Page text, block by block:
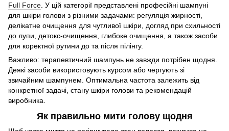
Full Force . У цій категорії представлені професійні шампуні
для шкіри голови з різними задачами: регуляція жирності,
делікатне очищення для чутливої шкіри, догляд при схильності
до лупи, детокс-очищення, глибоке очищення, а також засоби
для коректної рутини до та після пілінгу.
Важливо: терапевтичний шампунь не завжди потрібен щодня.
Деякі засоби використовують курсом або чергують зі
звичайним шампунем. Оптимальна частота залежить від
конкретної задачі, стану шкіри голови та рекомендацій
виробника.
Як правильно мити голову щодня